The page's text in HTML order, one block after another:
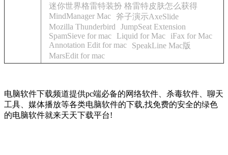
迷你世界格雷特装扮 格雷特皮肤怎么获得
MindManager Mac 斧子演示AxeSlide
Mozilla Thunderbird
JumpSeat Extension
SpamSieve for mac
Liquid for Mac
iFax for Mac
Annotation Edit for mac
SpeakLine Mac版
MarsEdit for mac
电脑软件下载频道提供pc端必备的网络软件、杀毒软件、聊天
工具、媒体播放等各类电脑软件的下载,找免费的安全的绿色
的电脑软件就来天天下载平台!